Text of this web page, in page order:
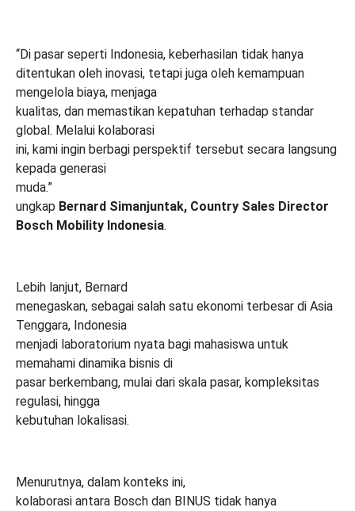
“Di pasar seperti Indonesia, keberhasilan tidak hanya
ditentukan oleh inovasi, tetapi juga oleh kemampuan
mengelola biaya, menjaga
kualitas, dan memastikan kepatuhan terhadap standar
global. Melalui kolaborasi
ini, kami ingin berbagi perspektif tersebut secara langsung
kepada generasi
muda.”
ungkap Bernard Simanjuntak, Country Sales Director
Bosch Mobility Indonesia.
Lebih lanjut, Bernard
menegaskan, sebagai salah satu ekonomi terbesar di Asia
Tenggara, Indonesia
menjadi laboratorium nyata bagi mahasiswa untuk
memahami dinamika bisnis di
pasar berkembang, mulai dari skala pasar, kompleksitas
regulasi, hingga
kebutuhan lokalisasi.
Menurutnya, dalam konteks ini,
kolaborasi antara Bosch dan BINUS tidak hanya